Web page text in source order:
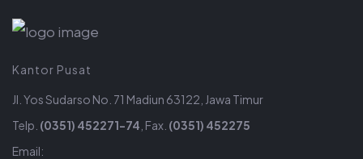
Kantor Pusat
Jl. Yos Sudarso No. 71 Madiun 63122, Jawa Timur
Telp. (0351) 452271-74 , Fax. (0351) 452275
Email: